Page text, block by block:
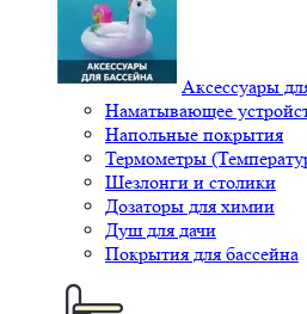
Аксессуары
Наматывающее
Напольные покрытия
Термометры
Шезлонги и столики
Дозаторы для химии
Душ для дачи
Покрытия для бассейна